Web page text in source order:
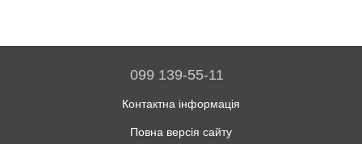
099 139-55-11
Контактна інформація
Повна версія сайту